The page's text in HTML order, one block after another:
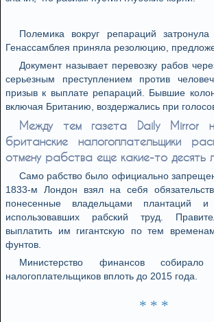
Полемика вокруг репараций
Генассамблея приняла резолюцию,
Документ называет перевозку рабов
серьезным преступлением против
призыв к выплате репараций. Бывшие
включая Британию, воздержались при
Между тем газета Daily Mirror
британские налогоплательщики
отмену рабства еще какие-то десять
Само рабство было официально
1833-м Лондон взял на себя
понесенные владельцами плантаций и
использовавших рабский труд.
выплатить им гигантскую по тем
фунтов.
Министерство финансов
налогоплательщиков вплоть до 2015 года.
* * *